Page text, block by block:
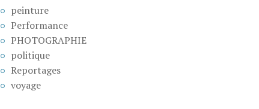
peinture
Performance
PHOTOGRAPHIE
politique
Reportages
voyage